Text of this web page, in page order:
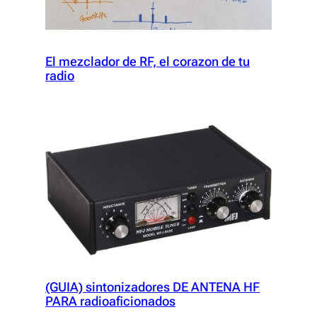
El mezclador de RF, el corazon de tu
radio
(GUIA) sintonizadores DE ANTENA HF
PARA radioaficionados